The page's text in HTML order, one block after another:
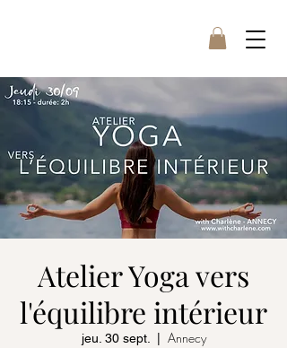
Atelier Yoga vers
l'équilibre intérieur
jeu. 30 sept. Annecy